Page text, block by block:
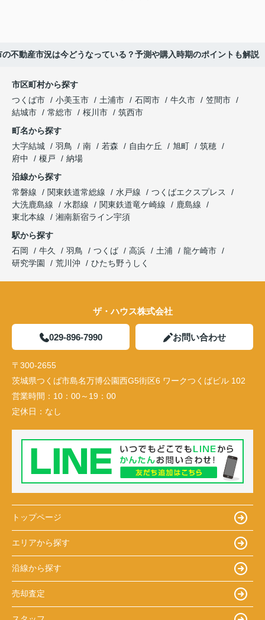
の不動産市況は今どうなっている？予測や購入時期のポイントも解説
市区町村から探す
つくば市
小美玉市 土浦市 石岡市 牛久市
笠間市
結城市
常総市 桜川市
筑西市
町名から探す
大字結城
羽鳥 南 若森 自由ケ丘 旭町
筑穂
府中
榎戸
納場
沿線から探す
常磐線
関東鉄道常総線 水戸線
つくばエクスプレス
大洗鹿島線
水郡線 関東鉄道竜ケ崎線
鹿島線
東北本線
湘南新宿ライン宇須
駅から探す
石岡
牛久 羽鳥 つくば 高浜 土浦
龍ケ崎市
研究学園
荒川沖 ひたち野うしく
ザ・ハウス株式会社
029-896-7990 お問い合わせ
〒300-2655
茨城県つくば市島名万博公園西G5街区6 ワークつくばビル 102
営業時間： 10：00～19：00
定休日： なし
トップページ
エリアから探す
沿線から探す
売却査定